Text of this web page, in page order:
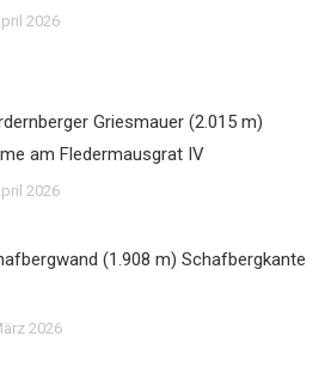
2026
Griesmauer (2.015 m)
am Fledermausgrat IV
2026
(1.908 m) Schafbergkante
2026